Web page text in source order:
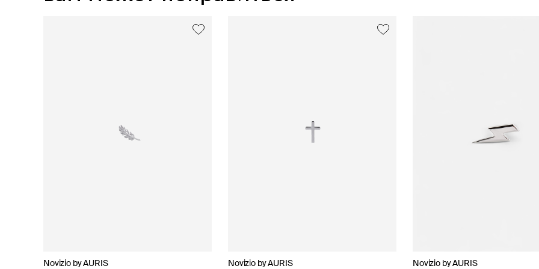
Novizio by AURIS
Novizio by AURIS
Novizio by AURIS
AURIS
AURIS
35.02
35.02
AURIS
Novizio by AURIS
Novizio by AURIS
Novizio by AURIS
Novizio by AURIS